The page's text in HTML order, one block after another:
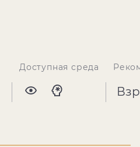
Доступная среда